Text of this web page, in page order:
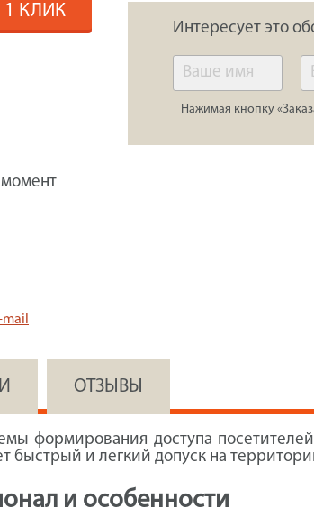
1 КЛИК
момент
Интересует это
Нажимая кнопку
ОТЗЫВЫ
формирования доступа
быстрый и легкий допуск на
и особенности